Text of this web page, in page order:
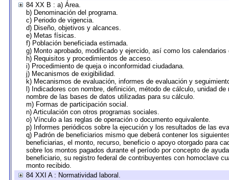
84 XX B : a) Área.
b) Denominación del programa.
c) Periodo de vigencia.
d) Diseño, objetivos y alcances.
e) Metas físicas.
f) Población beneficiada estimada.
g) Monto aprobado, modificado y ejercido, así como los
h) Requisitos y procedimientos de acceso.
i) Procedimiento de queja o inconformidad ciudadana.
j) Mecanismos de exigibilidad.
k) Mecanismos de evaluación, informes de evaluación y
l) Indicadores con nombre, definición, método de cálculo, unidad
nombre de las bases de datos utilizadas para su cálculo.
m) Formas de participación social.
n) Articulación con otros programas sociales.
o) Vínculo a las reglas de operación o documento equivalente.
p) Informes periódicos sobre la ejecución y los resultados de las
q) Padrón de beneficiarios mismo que deberá contener los
beneficiarias, el monto, recurso, beneficio o apoyo otorgado para
sobre los montos pagados durante el período por concepto de
beneficiario, su registro federal de contribuyentes con homoclave
monto recibido.
84 XXI A : Normatividad laboral.